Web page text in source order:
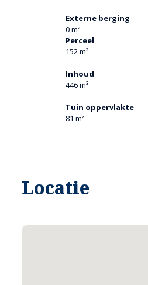
Externe berging
0 m²
Perceel
152 m²
Inhoud
446 m³
Tuin oppervlakte
81 m²
Locatie